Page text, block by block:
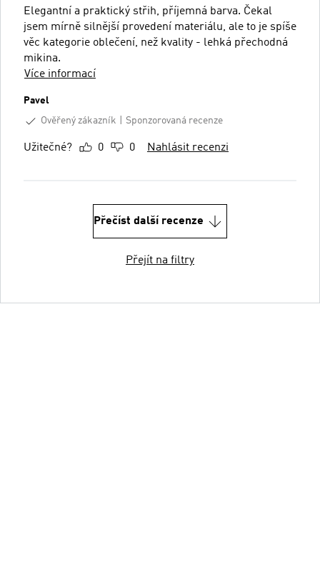
Elegantní a praktický střih, příjemná barva. Čekal
jsem mírně silnější provedení materiálu, ale to je spíše
věc kategorie oblečení, než kvality - lehká přechodná
mikina.
Více informací
Pavel
Ověřený zákazník
Sponzorovaná recenze
Užitečné? 0 0 Nahlásit recenzi
Přečíst další recenze
Přejít na filtry